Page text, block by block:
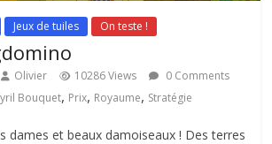
Jeux de tuiles On teste !
Olivier 10286 Views
0 Comments
Bouquet, Prix, Royaume, Stratégie
dames et beaux damoiseaux ! Des terres